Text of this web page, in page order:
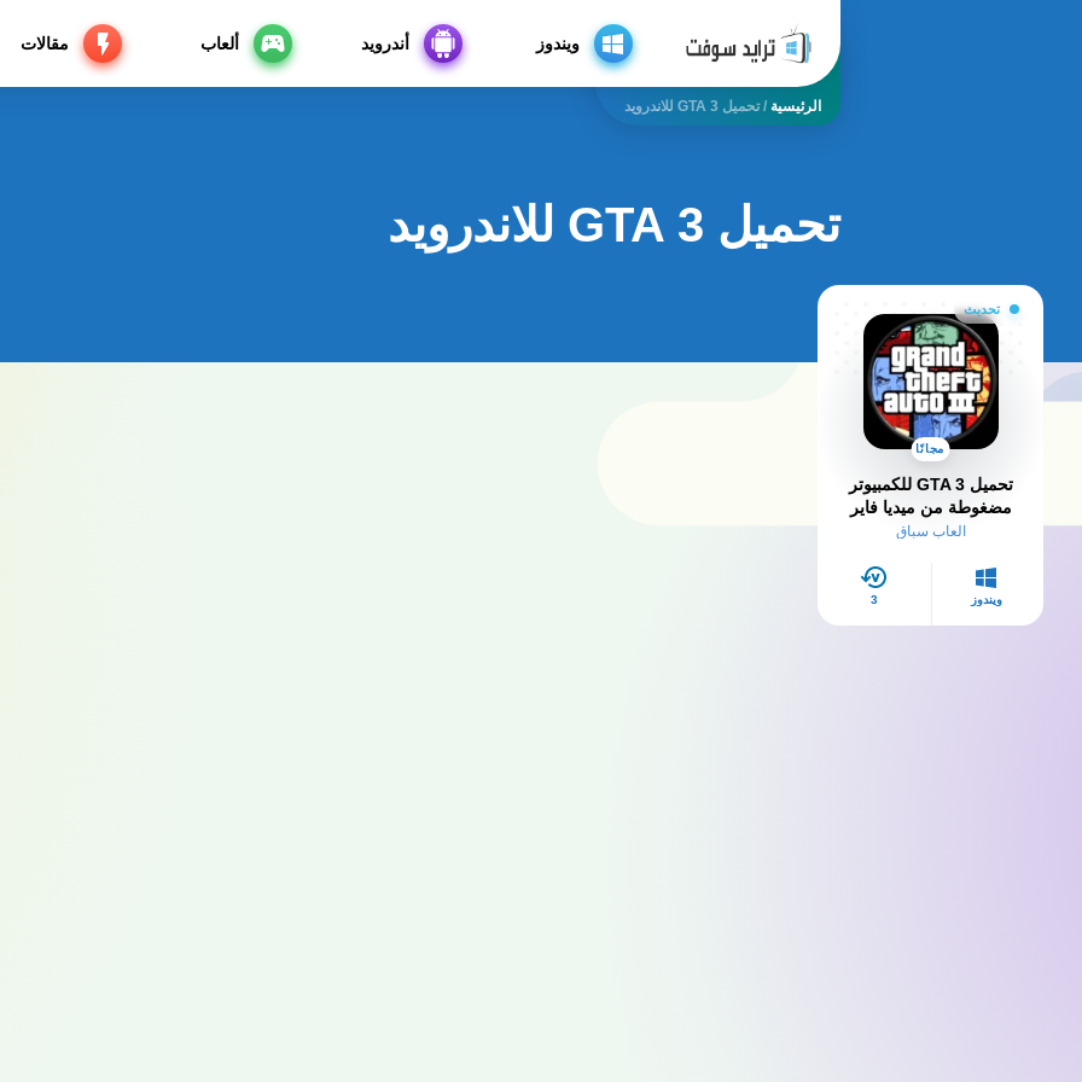
ويندوز أندرويد ألعاب مقالات
الرئيسية /تحميل GTA 3 للاندرويد
تحميل GTA 3 للاندرويد
تحديث
مجانًا
تحميل GTA 3 للكمبيوتر
مضغوطة من ميديا فاير
العاب سباق
ويندوز 3